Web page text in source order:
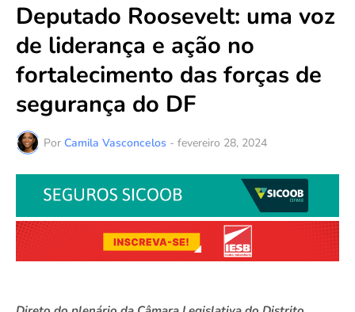
Deputado Roosevelt: uma voz
de liderança e ação no
fortalecimento das forças de
segurança do DF
Por Camila Vasconcelos - fevereiro 28, 2024